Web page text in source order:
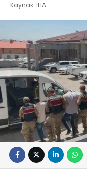
Kaynak: İHA